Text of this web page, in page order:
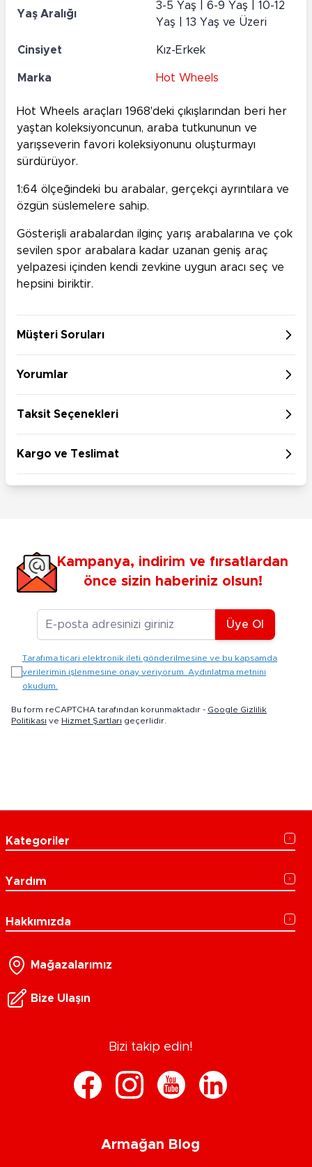
Yaş Aralığı
3-5 Yaş | 6-9 Yaş | 10-12
Yaş | 13 Yaş ve Üzeri
Cinsiyet Kız-Erkek
Marka Hot Wheels
Hot Wheels araçları 1968'deki çıkışlarından beri her
yaştan koleksiyoncunun, araba tutkununun ve
yarışseverin favori koleksiyonunu oluşturmayı
sürdürüyor.
1:64 ölçeğindeki bu arabalar, gerçekçi ayrıntılara ve
özgün süslemelere sahip.
Gösterişli arabalardan ilginç yarış arabalarına ve çok
sevilen spor arabalara kadar uzanan geniş araç
yelpazesi içinden kendi zevkine uygun aracı seç ve
hepsini biriktir.
Müşteri Soruları
Yorumlar
Taksit Seçenekleri
Kargo ve Teslimat
Kampanya, indirim ve fırsatlardan
önce sizin haberiniz olsun!
E-posta Adresiniz
Üye Ol
Tarafıma ticari elektronik ileti gönderilmesine ve bu kapsamda
verilerimin işlenmesine onay veriyorum. Aydınlatma metnini
okudum.
Bu form reCAPTCHA tarafından korunmaktadır - Google Gizlilik
Politikası ve Hizmet Şartları geçerlidir.
Kategoriler
Yardım
Hakkımızda
Mağazalarımız
Bize Ulaşın
Bizi takip edin!
Armağan Blog